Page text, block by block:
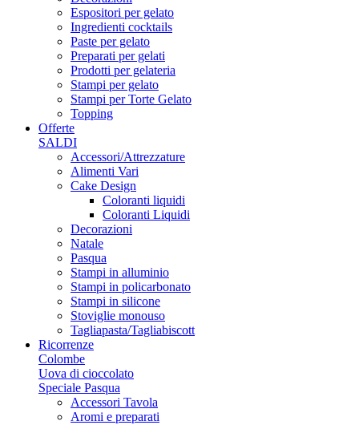
Espositori per gelato
Ingredienti cocktails
Paste per gelato
Preparati per gelati
Prodotti per gelateria
Stampi per gelato
Stampi per Torte Gelato
Topping
Offerte
SALDI
Accessori/Attrezzature
Alimenti Vari
Cake Design
Coloranti liquidi
Coloranti Liquidi
Decorazioni
Natale
Pasqua
Stampi in alluminio
Stampi in policarbonato
Stampi in silicone
Stoviglie monouso
Tagliapasta/Tagliabiscott
Ricorrenze
Colombe
Uova di cioccolato
Speciale Pasqua
Accessori Tavola
Aromi e preparati